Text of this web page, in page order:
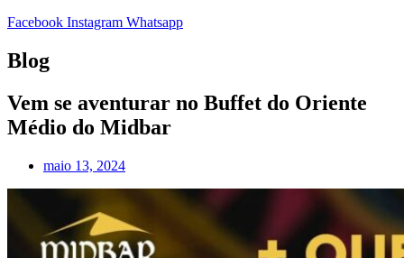
Facebook Instagram Whatsapp
Blog
Vem se aventurar no Buffet do Oriente
Médio do Midbar
maio 13, 2024